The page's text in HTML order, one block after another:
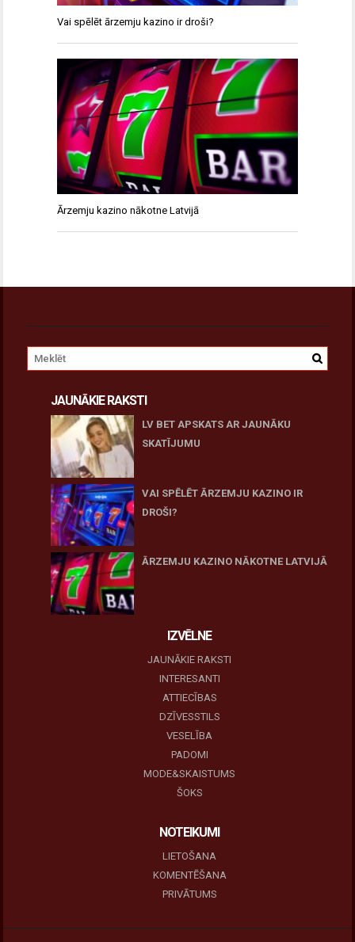
Vai spēlēt ārzemju kazino ir droši?
Ārzemju kazino nākotne Latvijā
JAUNĀKIE RAKSTI
LV BET APSKATS AR JAUNĀKU
SKATĪJUMU
VAI SPĒLĒT ĀRZEMJU KAZINO IR
DROŠI?
ĀRZEMJU KAZINO NĀKOTNE LATVIJĀ
IZVĒLNE
JAUNĀKIE RAKSTI
INTERESANTI
ATTIECĪBAS
DZĪVESSTILS
VESELĪBA
PADOMI
MODE&SKAISTUMS
ŠOKS
NOTEIKUMI
LIETOŠANA
KOMENTĒŠANA
PRIVĀTUMS